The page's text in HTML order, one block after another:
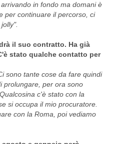
in fondo ma domani è
per continuare il percorso, ci
il suo contratto. Ha già
stato qualche contatto per
sono tante cose da fare quindi
prolungare, per ora sono
c'è stato con la
si occupa il mio procuratore.
con la Roma, poi vediamo